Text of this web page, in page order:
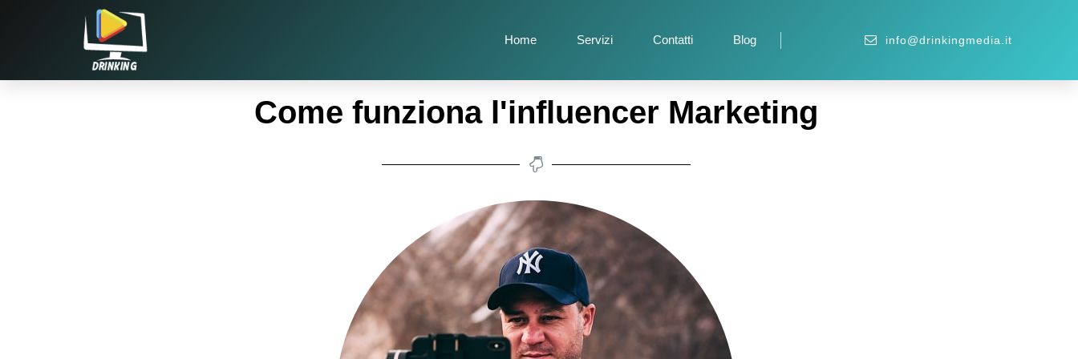
Home Servizi Contatti Blog info@drinkingmedia.it
Come funziona l'influencer Marketing